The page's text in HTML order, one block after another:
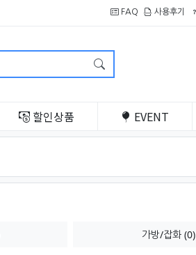
FAQ 사용후기
할인상품 EVENT
가방/잡화 (0)